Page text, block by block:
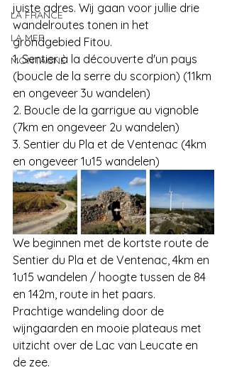
LA FRANCE
LA MER
MONTAGNE
juiste adres. Wij gaan voor jullie drie
wandelroutes tonen in het
grondgebied Fitou.
1. Sentier à la découverte d'un pays
(boucle de la serre du scorpion) (11km
en ongeveer 3u wandelen)
2. Boucle de la garrigue au vignoble
(7km en ongeveer 2u wandelen)
3. Sentier du Pla et de Ventenac (4km
en ongeveer 1u15 wandelen)
We beginnen met de kortste route de
Sentier du Pla et de Ventenac, 4km en
1u15 wandelen / hoogte tussen de 84
en 142m, route in het paars.
Prachtige wandeling door de
wijngaarden en mooie plateaus met
uitzicht over de Lac van Leucate en
de zee.